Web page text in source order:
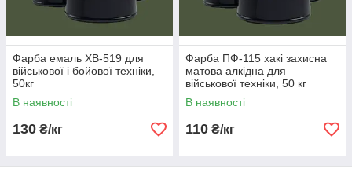
Фарба емаль ХВ-519 для
військової і бойової техніки,
50кг
В наявності
130 ₴/кг
Фарба ПФ-115 хакі захисна
матова алкідна для
військової техніки, 50 кг
В наявності
110 ₴/кг